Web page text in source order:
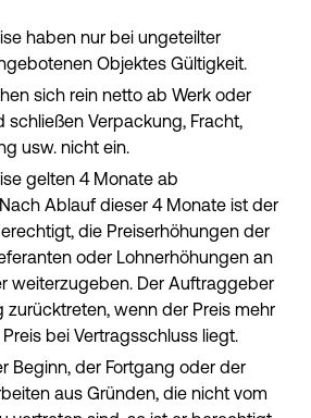
haben nur bei ungeteilter
Objektes Gültigkeit.
sich rein netto ab Werk oder
schließen Verpackung, Fracht,
usw. nicht ein.
gelten 4 Monate ab
Ablauf dieser 4 Monate ist der
die Preiserhöhungen der
oder Lohnerhöhungen an
weiterzugeben. Der Auftraggeber
zurücktreten, wenn der Preis mehr
bei Vertragsschluss liegt.
Beginn, der Fortgang oder der
aus Gründen, die nicht vom